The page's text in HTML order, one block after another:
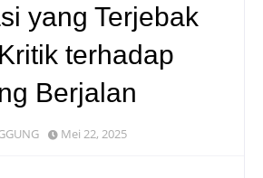
yang Terjebak
terhadap
Berjalan
Mei 22, 2025